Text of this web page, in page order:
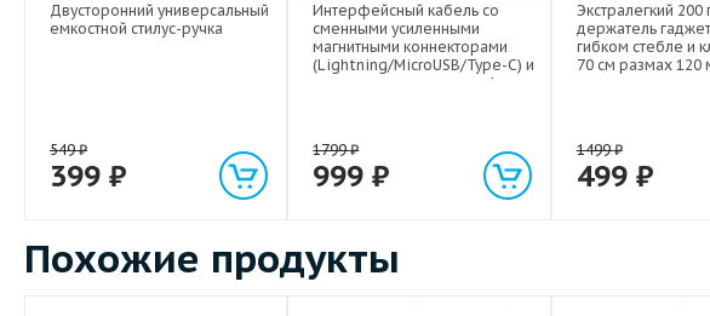
Двусторонний универсальный
емкостной стилус-ручка
549₽
399 ₽
Интерфейсный кабель со
сменными усиленными
магнитными коннекторами
(Lightning/MicroUSB/Type-C) и
световым индикатором 1м
1799₽
999₽
Экстралегкий 200
держатель
гибком стебле и
70 см размах 120
1499₽
499 ₽
Похожие продукты